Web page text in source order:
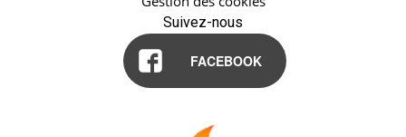
Suivez-nous
FACEBOOK